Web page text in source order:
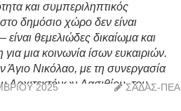
και συμπεριληπτικός
δημόσιο χώρο δεν είναι
είναι θεμελιώδες δικαίωμα και
μια κοινωνία ίσων ευκαιριών.
Άγιο Νικόλαο, με τη συνεργασία
Αρχιτεκτόνων Λασιθίου, του
2025 ΣΑΔΑΣ-ΠΕΑ